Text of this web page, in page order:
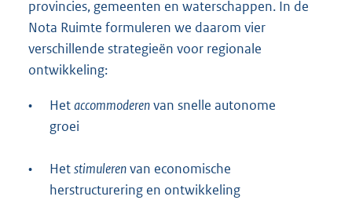
provincies, gemeenten en waterschappen. In de
Nota Ruimte formuleren we daarom vier
verschillende strategieën voor regionale
ontwikkeling:
• Hetaccommoderenvan snelle autonome
groei
• Hetstimulerenvan economische
herstructurering en ontwikkeling